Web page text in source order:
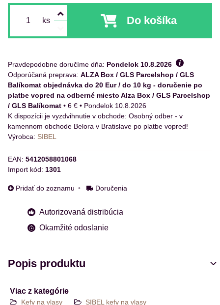
ks Do košíka
Pravdepodobne doručíme dňa: Pondelok 10.8.2026
ALZA Box / GLS Parcelshop / GLS
Balíkomat objednávka do 20 Eur / do 10 kg - doručenie po
platbe vopred na odberné miesto Alza Box / GLS Parcelshop
/ GLS Balíkomat • 6 € • Pondelok 10.8.2026
Osobný odber - v
kamennom obchode Belora v Bratislave po platbe vopred!
Výrobca: SIBEL
EAN: 5412058801068
Import kód: 1301
Pridať do zoznamu Doručenia
Autorizovaná distribúcia
Okamžité odoslanie
Popis produktu
Viac z kategórie
Kefy na vlasy SIBEL kefy na vlasy